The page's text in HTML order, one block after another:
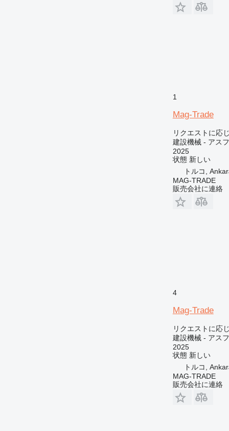
1
Mag-Trade
リクエストに応
建設機械 - アス
2025
状態新しい
トルコ,
MAG-TRADE
販売会社に連絡
4
Mag-Trade
リクエストに応
建設機械 - アス
2025
状態新しい
トルコ,
MAG-TRADE
販売会社に連絡